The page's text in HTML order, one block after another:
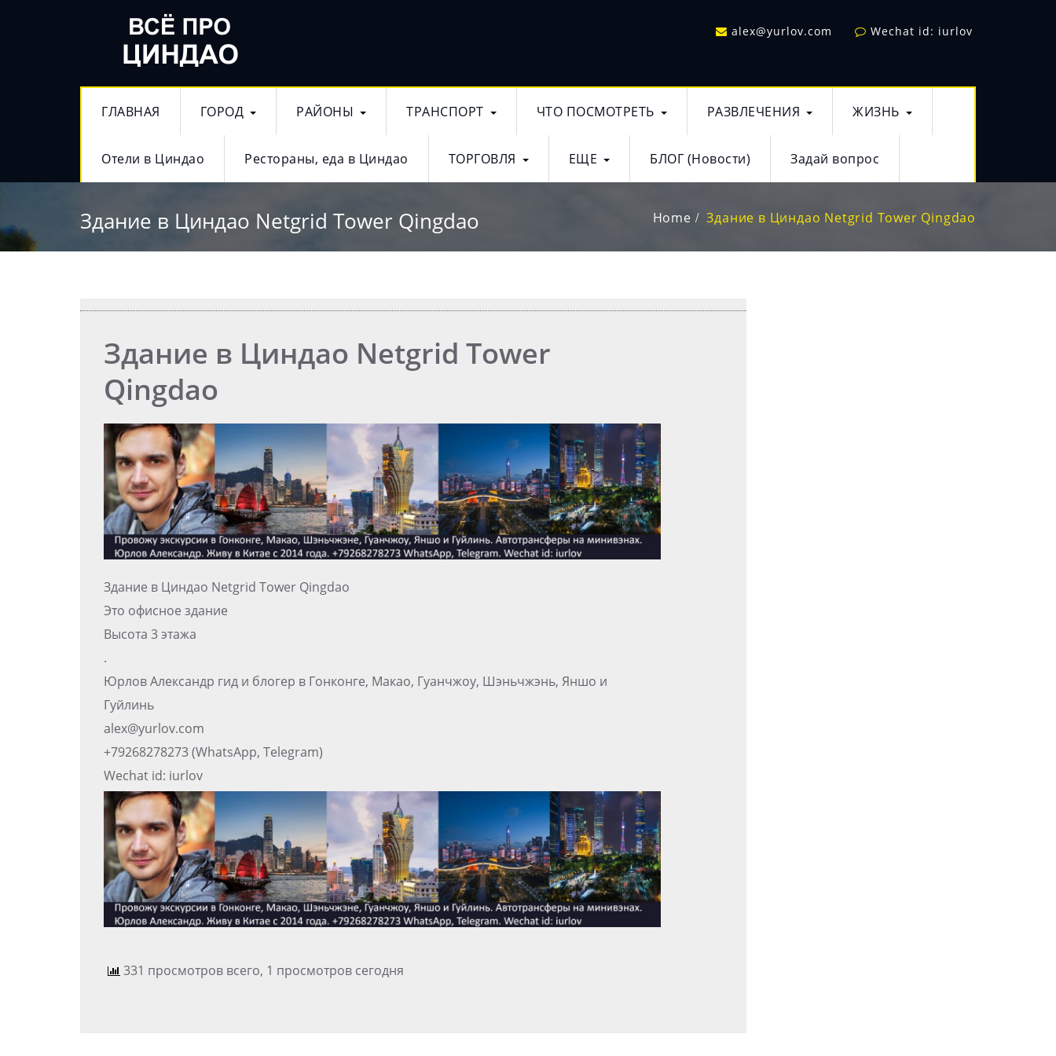
alex@yurlov.com Wechat id: iurlov
ГЛАВНАЯ ГОРОД РАЙОНЫ ТРАНСПОРТ ЧТО ПОСМОТРЕТЬ РАЗВЛЕЧЕНИЯ ЖИЗНЬ
Отели в Циндао Рестораны, еда в Циндао ТОРГОВЛЯ ЕЩЕ БЛОГ (Новости) Задай вопрос
Здание в Циндао Netgrid Tower Qingdao Home Здание в Циндао Netgrid Tower Qingdao
Здание в Циндао Netgrid Tower
Qingdao
Здание в Циндао Netgrid Tower Qingdao
Это офисное здание
Высота 3 этажа
.
Юрлов Александр гид и блогер в Гонконге, Макао, Гуанчжоу, Шэньчжэнь, Яншо и
Гуйлинь
alex@yurlov.com
+79268278273 (WhatsApp, Telegram)
Wechat id: iurlov
331 просмотров всего, 1 просмотров сегодня